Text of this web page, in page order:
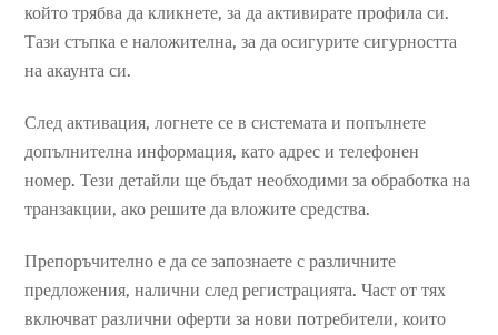
който трябва да кликнете, за да активирате профила си.
Тази стъпка е наложителна, за да осигурите сигурността
на акаунта си.
След активация, логнете се в системата и попълнете
допълнителна информация, като адрес и телефонен
номер. Тези детайли ще бъдат необходими за обработка на
транзакции, ако решите да вложите средства.
Препоръчително е да се запознаете с различните
предложения, налични след регистрацията. Част от тях
включват различни оферти за нови потребители, които